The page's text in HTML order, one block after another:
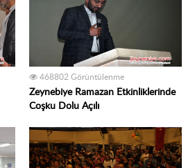
468802 Görüntülenme
Zeynebiye Ramazan Etkinliklerinde
Coşku Dolu Açılı